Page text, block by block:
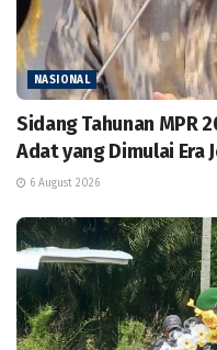
NASIONAL
Sidang Tahunan MPR
Adat yang Dimulai Era
6 August 2026